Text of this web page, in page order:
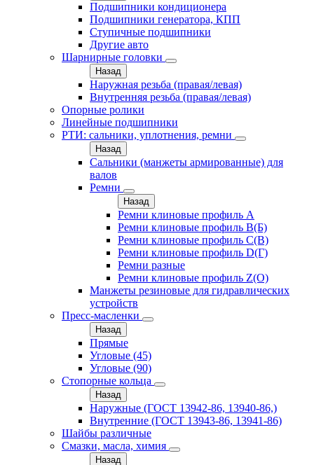
Подшипники кондиционера
Подшипники генератора, КПП
Ступичные подшипники
Другие авто
Шарнирные головки
Назад
Наружная резьба (правая/левая)
Внутренняя резьба (правая/левая)
Опорные ролики
Линейные подшипники
РТИ: сальники, уплотнения, ремни
Назад
Сальники (манжеты армированные) для
валов
Ремни
Назад
Ремни клиновые профиль A
Ремни клиновые профиль B(Б)
Ремни клиновые профиль C(В)
Ремни клиновые профиль D(Г)
Ремни разные
Ремни клиновые профиль Z(О)
Манжеты резиновые для гидравлических
устройств
Пресс-масленки
Назад
Прямые
Угловые (45)
Угловые (90)
Стопорные кольца
Назад
Наружные (ГОСТ 13942-86, 13940-86,)
Внутренние (ГОСТ 13943-86, 13941-86)
Шайбы различные
Смазки, масла, химия
Назад